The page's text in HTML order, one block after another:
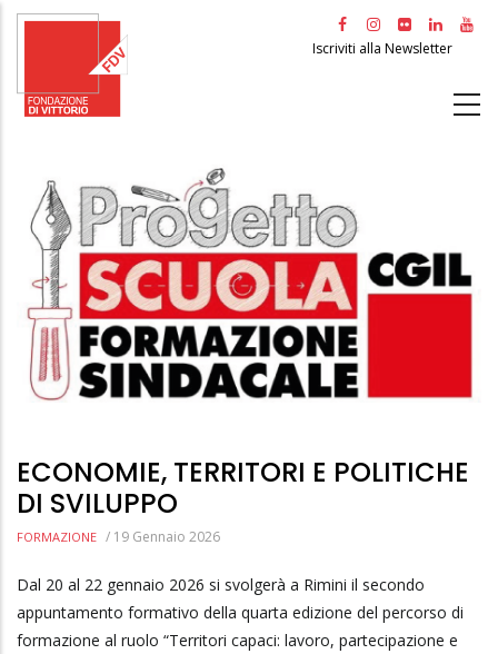
Salta
principale
Iscriviti alla Newsletter
ECONOMIE, TERRITORI E POLITICHE
DI SVILUPPO
FORMAZIONE / 19 Gennaio 2026
Dal 20 al 22 gennaio 2026 si svolgerà a Rimini il secondo
appuntamento formativo della quarta edizione del percorso di
formazione al ruolo “Territori capaci: lavoro, partecipazione e